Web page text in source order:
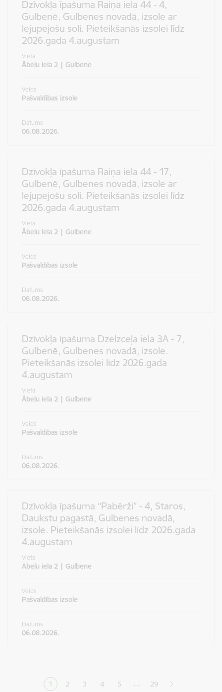
Dzīvokļa īpašuma Raiņa iela 44 - 4,
Gulbenē, Gulbenes novadā, izsole ar
lejupejošu soli. Pieteikšanās izsolei līdz
2026.gada 4.augustam
Vieta
Ābeļu iela 2 | Gulbene
Veids
Pašvaldības izsole
Datums
06.08.2026.
Dzīvokļa īpašuma Raiņa iela 44 - 17,
Gulbenē, Gulbenes novadā, izsole ar
lejupejošu soli. Pieteikšanās izsolei līdz
2026.gada 4.augustam
Vieta
Ābeļu iela 2 | Gulbene
Veids
Pašvaldības izsole
Datums
06.08.2026.
Dzīvokļa īpašuma Dzelzceļa iela 3A - 7,
Gulbenē, Gulbenes novadā, izsole.
Pieteikšanās izsolei līdz 2026.gada
4.augustam
Vieta
Ābeļu iela 2 | Gulbene
Veids
Pašvaldības izsole
Datums
06.08.2026.
Dzīvokļa īpašuma “Pabērži” - 4, Staros,
Daukstu pagastā, Gulbenes novadā,
izsole. Pieteikšanās izsolei līdz 2026.gada
4.augustam
Vieta
Ābeļu iela 2 | Gulbene
Veids
Pašvaldības izsole
Datums
06.08.2026.
Pašreizējā lapa
1 Lapa
2 Lapa
3 Lapa
4 Lapa
5 … 29